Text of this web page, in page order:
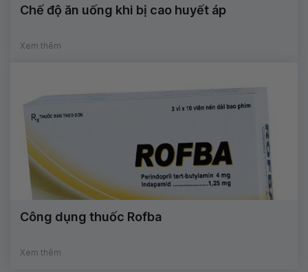
Chế độ ăn uống khi bị cao huyết áp
Xem thêm
Công dụng thuốc Rofba
Xem thêm